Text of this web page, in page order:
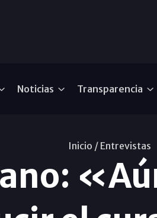
Noticias Transparencia
Inicio / Entrevistas